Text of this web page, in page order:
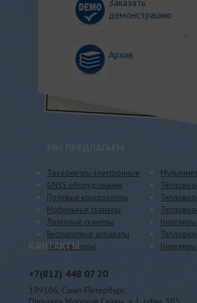
Заказать
демонстрацию
Архив
МЫ ПРЕДЛАГАЕМ
Тахеометры электронные
GNSS оборудование
Полевые контроллеры
Мобильные сканеры
Лазерные сканеры
Беспилотные аппараты
Тепловизоры
Нивелиры
КОНТАКТЫ
+7(812) 448 07 20
199106, Санкт-Петербург,